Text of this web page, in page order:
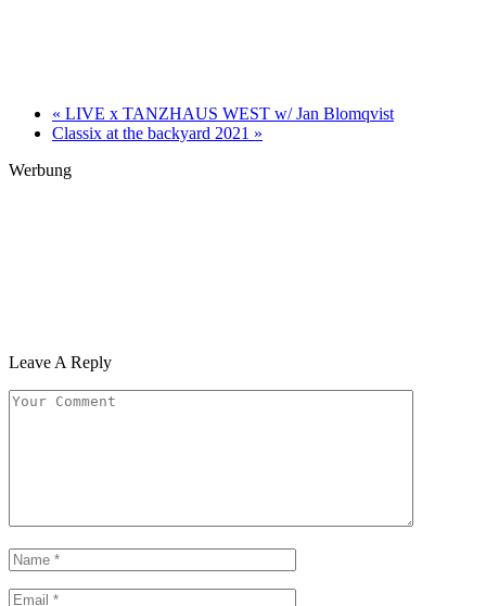
« LIVE x TANZHAUS WEST w/ Jan Blomqvist
Classix at the backyard 2021 »
Werbung
Leave A Reply